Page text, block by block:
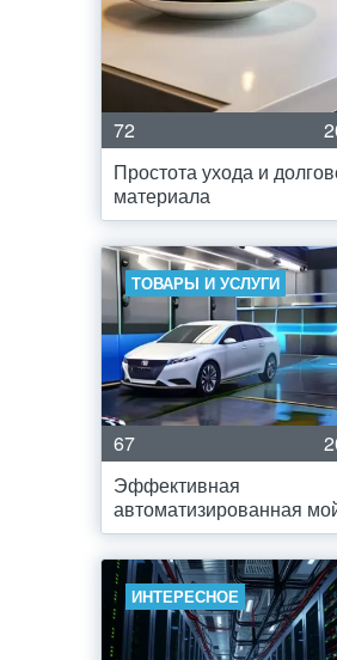
72
Простота ухода и
материала
ТОВАРЫ И УСЛУГИ
67
Эффективная
автоматизированная
ИНТЕРЕСНОЕ